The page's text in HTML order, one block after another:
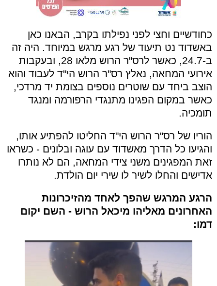
כחודשיים וחצי לפני נפילתו בקרב, הבאנו כאן
באשדוד נט תיעוד של רגע מרגש במיוחד. היה זה
ב-24.7, כאשר לרס"ר הרוש מלאו 28, ובעקבות
אירועי המחאה, נאלץ רס"ר הרוש הי"ד לעבוד והוא
הוצב ביחד עם שוטרים נוספים בצומת יד מרדכי,
כאשר במקום הפגינו מתנגדי הרפורמה ומנגד
תומכיה.
הוריו של רס"ר הרוש הי"ד החליטו להפתיע אותו,
והגיעו כל הדרך מאשדוד עם עוגה ובלונים - כשראו
זאת המפגינים משני צידי המחאה, הם לא נותרו
אדישים והחלו לשיר לו שירי יום הולדת.
הרגע המרגש שהפך לאחד מהזיכרונות
האחרונים מאליהו מיכאל הרוש - השם יקום
דמו: